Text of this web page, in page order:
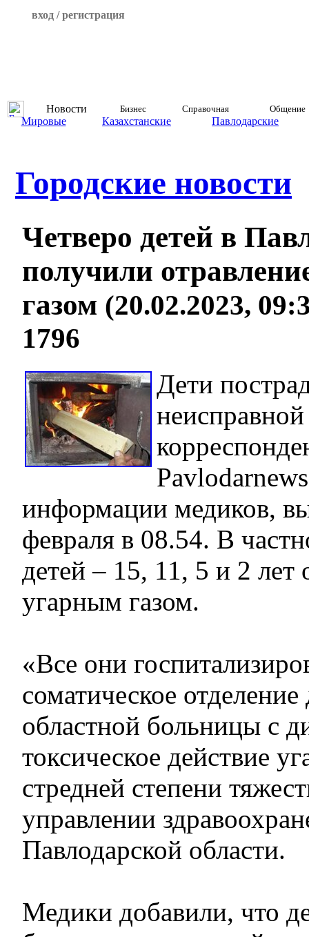
вход / регистрация
Новости Бизнес Справочная Общение
Мировые Казахстанские Павлодарские
Городские новости
Четверо детей в
получили
газом (20.02.2023,
1796
Дети
информации медиков,
февраля в 08.54. В
детей – 15, 11, 5 и 2 лет
угарным газом.
«Все они
соматическое отделение
областной больницы с
токсическое действие
стредней степени
управлении
Павлодарской области.
Медики добавили, что